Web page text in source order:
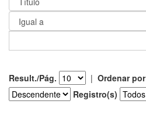
Result./Pág. | Ordenar por
Registro(s)